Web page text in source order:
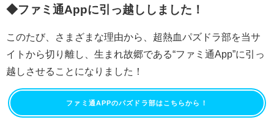
◆ファミ通Appに引っ越ししました！
このたび、さまざまな理由から、超熱血パズドラ部を当サ
イトから切り離し、生まれ故郷である“ファミ通App”に引っ
越しさせることになりました！
ファミ通APPのパズドラ部はこちらから！